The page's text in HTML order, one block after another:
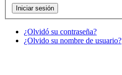
¿Olvidó su contraseña?
¿Olvido su nombre de usuario?